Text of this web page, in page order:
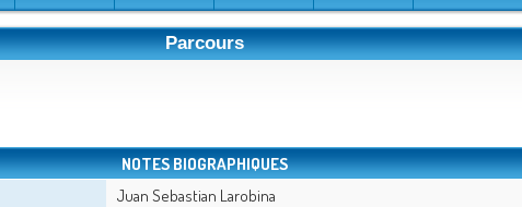
Parcours
NOTES BIOGRAPHIQUES
Juan Sebastian Larobina